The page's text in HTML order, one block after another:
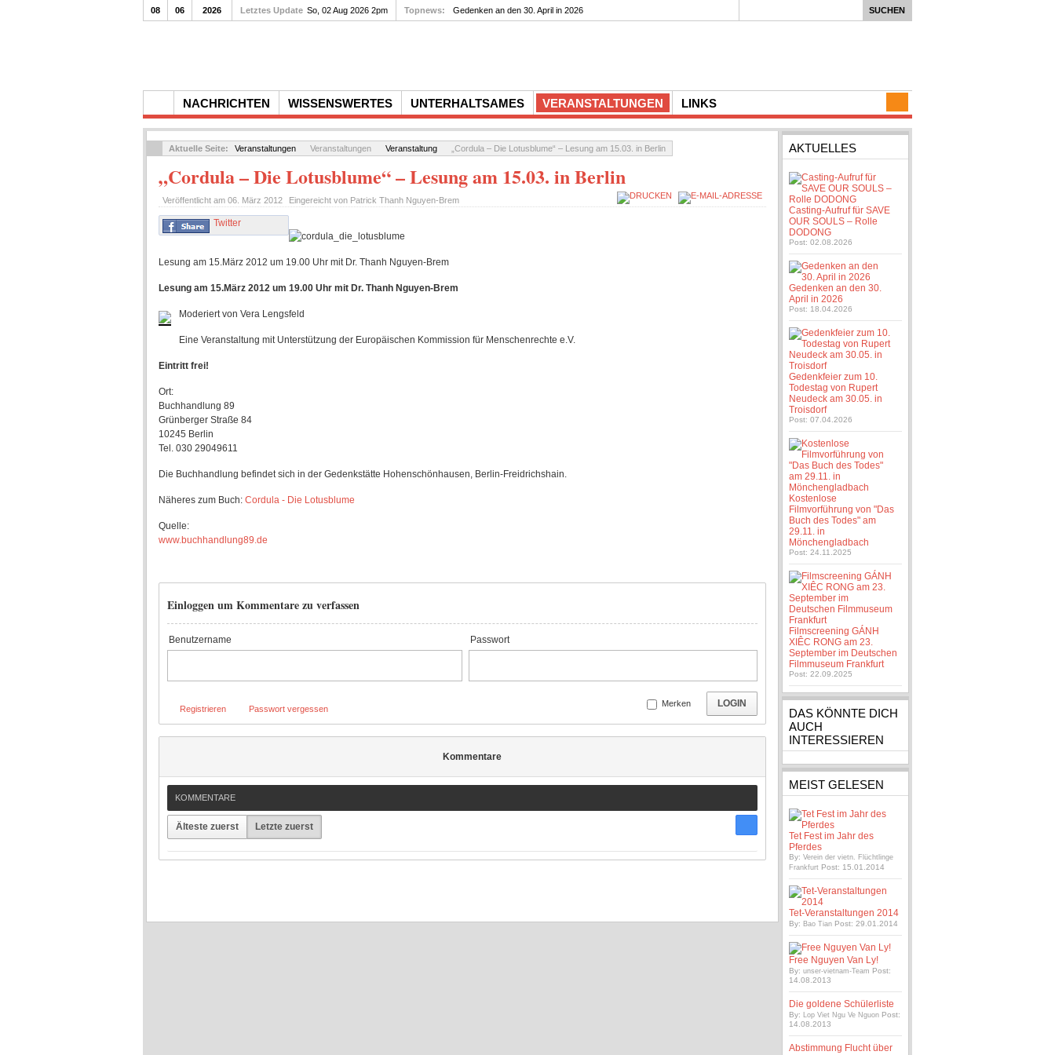
NACHRICHTEN WISSENSWERTES UNTERHALTSAMES VERANSTALTUNGEN LINKS
08 06 2026 Letztes Update So, 02 Aug 2026 2pm Topnews: Gedenken an den 30. April in 2026
Aktuelle Seite: Veranstaltungen Veranstaltungen Veranstaltung „Cordula – Die Lotusblume“ – Lesung am 15.03. in Berlin
„Cordula – Die Lotusblume“ – Lesung am 15.03. in Berlin
Veröffentlicht am 06. März 2012 Eingereicht von Patrick Thanh Nguyen-Brem
Twitter
Lesung am 15.März 2012 um 19.00 Uhr mit Dr. Thanh Nguyen-Brem
Lesung am 15.März 2012 um 19.00 Uhr mit Dr. Thanh Nguyen-Brem
Moderiert von Vera Lengsfeld
Eine Veranstaltung mit Unterstützung der Europäischen Kommission für Menschenrechte e.V.
Eintritt frei!
Ort:
Buchhandlung 89
Grünberger Straße 84
10245 Berlin
Tel. 030 29049611
Die Buchhandlung befindet sich in der Gedenkstätte Hohenschönhausen, Berlin-Freidrichshain.
Näheres zum Buch: Cordula - Die Lotusblume
Quelle:
www.buchhandlung89.de
Einloggen um Kommentare zu verfassen
Benutzername Passwort
LOGIN
Merken
Registrieren Passwort vergessen
Kommentare
KOMMENTARE
Älteste zuerst Letzte zuerst
AKTUELLES
Casting-Aufruf für SAVE
OUR SOULS – Rolle
DODONG
Post: 02.08.2026
Gedenken an den 30.
April in 2026
Post: 18.04.2026
Gedenkfeier zum 10.
Todestag von Rupert
Neudeck am 30.05. in
Troisdorf
Post: 07.04.2026
Kostenlose
Filmvorführung von "Das
Buch des Todes" am
29.11. in
Mönchengladbach
Post: 24.11.2025
Filmscreening GÁNH
XIÊC RONG am 23.
September im Deutschen
Filmmuseum Frankfurt
Post: 22.09.2025
DAS KÖNNTE DICH
AUCH
INTERESSIEREN
MEIST GELESEN
Tet Fest im Jahr des
Pferdes
By:Verein der vietn. Flüchtlinge
Frankfurt Post: 15.01.2014
Tet-Veranstaltungen 2014
By:Bao Tian Post: 29.01.2014
Free Nguyen Van Ly!
By:unser-vietnam-Team Post:
14.08.2013
Die goldene Schülerliste
By:Lop Viet Ngu Ve Nguon Post:
14.08.2013
Abstimmung Flucht über